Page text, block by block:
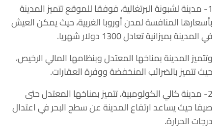
1- مدينة لشبونة البرتغالية، فوفقا للموقع تتميز المدينة
بأسعارها المنافسة لمدن أوروبا الغربية، حيث يمكن العيش
في المدينة بميزانية تعادل 1300 دولار شهريا.
وتتميز المدينة بمناخها المعتدل وبنظامها المالي الرخيص،
حيث تتميز بالضرائب المنخفضة ووفرة العقارات.
2- مدينة كالي الكولومبية، تتميز بمناخها المعتدل حتى
صيفا حيث يساعد ارتفاع المدينة عن سطح البحر في اعتدال
درجات الحرارة.